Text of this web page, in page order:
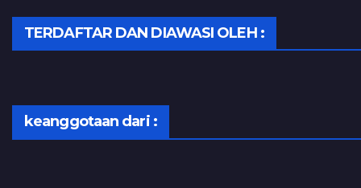
TERDAFTAR DAN DIAWASI OLEH :
keanggotaan dari :